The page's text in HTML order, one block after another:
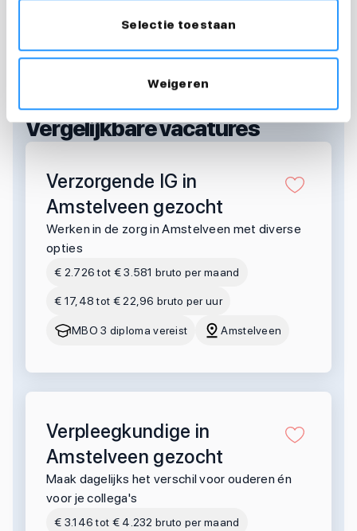
Selectie toestaan
Weigeren
OOK INTERESSANT?
Vergelijkbare vacatures
Verzorgende IG in
Amstelveen gezocht
Werken in de zorg in Amstelveen met diverse
opties
€ 2.726 tot € 3.581 bruto per maand
€ 17,48 tot € 22,96 bruto per uur
MBO 3 diploma vereist Amstelveen
Verpleegkundige in
Amstelveen gezocht
Maak dagelijks het verschil voor ouderen én
voor je collega's
€ 3.146 tot € 4.232 bruto per maand